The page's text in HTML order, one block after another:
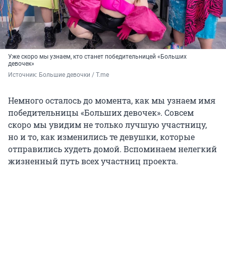
Уже скоро мы узнаем, кто станет победительницей «Больших
девочек»
Источник: Большие девочки / T.me
Немного осталось до момента, как мы узнаем имя
победительницы «Больших девочек». Совсем
скоро мы увидим не только лучшую участницу,
но и то, как изменились те девушки, которые
отправились худеть домой. Вспоминаем нелегкий
жизненный путь всех участниц проекта.